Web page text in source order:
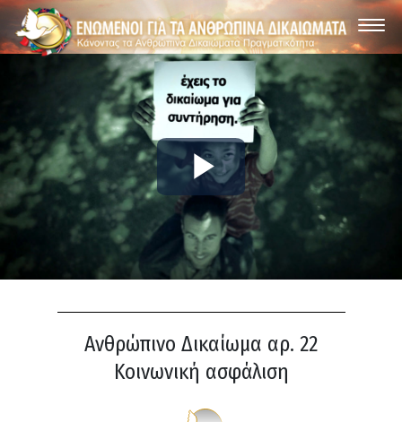
Play
Video
Ανθρώπινο Δικαίωμα αρ. 22
Κοινωνική ασφάλιση